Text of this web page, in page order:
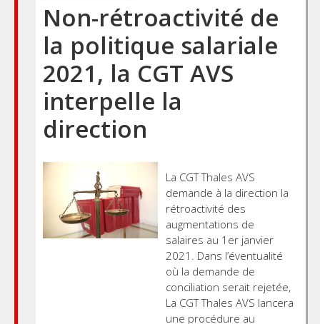
Non-rétroactivité de
la politique salariale
2021, la CGT AVS
interpelle la
direction
La CGT Thales AVS
demande à la direction la
rétroactivité des
augmentations de
salaires au 1er janvier
2021. Dans l’éventualité
où la demande de
conciliation serait rejetée,
La CGT Thales AVS lancera
une procédure au